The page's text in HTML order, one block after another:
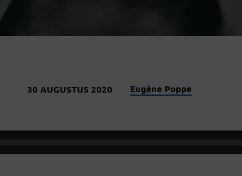
30 AUGUSTUS 2020 Eugène Poppe